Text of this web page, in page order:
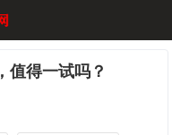
值得一试吗？